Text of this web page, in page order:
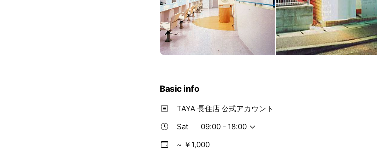
Basic info
TAYA 長住店 公式アカウント
Sat
09:00 - 18:00
~ ￥1,000